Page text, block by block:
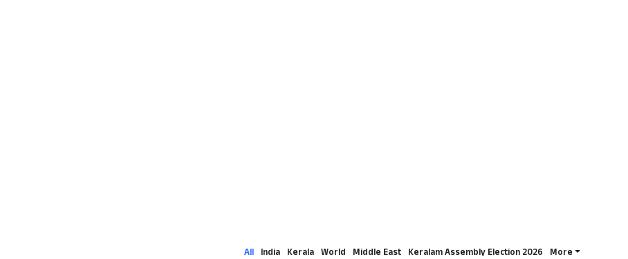
All India Kerala World Middle East Keralam Assembly Election 2026 More